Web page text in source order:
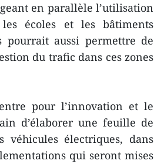
en parallèle l’utilisation
écoles et les bâtiments
aussi permettre de
du trafic dans ces zones
pour l’innovation et le
d’élaborer une feuille de
véhicules électriques, dans
qui seront mises